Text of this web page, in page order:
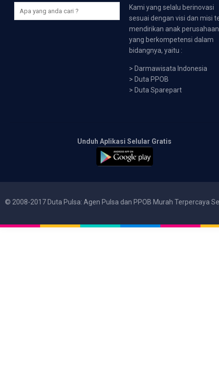
Kami yang selalu berinovasi
sesuai dengan visi dan misi
mendirikan anak perusahaan
yang berkompetensi dalam
bidangnya, yaitu :
> Darmawisata Indonesia
> Duta PPOB
> Duta Sparepart
Unduh Aplikasi Selular Gratis
© 2008-2017 Duta Pulsa: Agen Pulsa dan PPOB Murah Terpercaya